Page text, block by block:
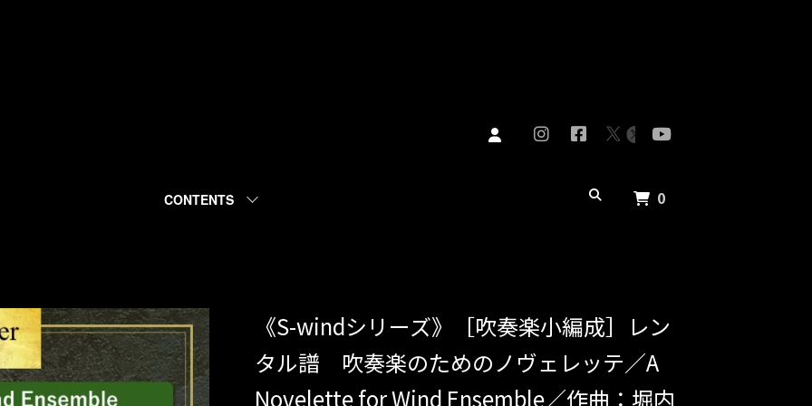
0
CONTENTS
《S-windシリーズ》［吹奏楽小編成］レン
タル譜 吹奏楽のためのノヴェレッテ／A
Novelette for Wind Ensemble／作曲：堀内